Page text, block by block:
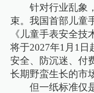
针对行业乱象
束。我国首部儿
《儿童手表安全
将于2027年1月1日
安全、防沉迷、付
长期野蛮生长的市
但一纸标准仅